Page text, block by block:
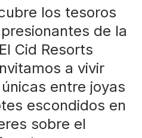
los tesoros
de la
Cid Resorts
a vivir
entre joyas
escondidos en
sobre el